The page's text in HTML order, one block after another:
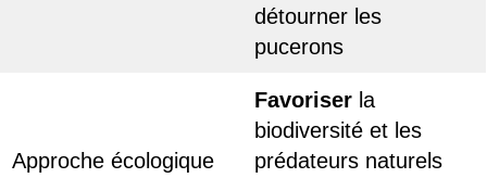
détourner les
pucerons
Approche écologique
Favoriser la
biodiversité et les
prédateurs naturels